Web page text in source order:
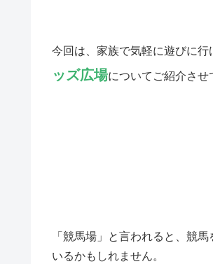
今回は、家族で気軽に遊びに
ッズ広場についてご紹介させ
「競馬場」と言われると、競
いるかもしれません。